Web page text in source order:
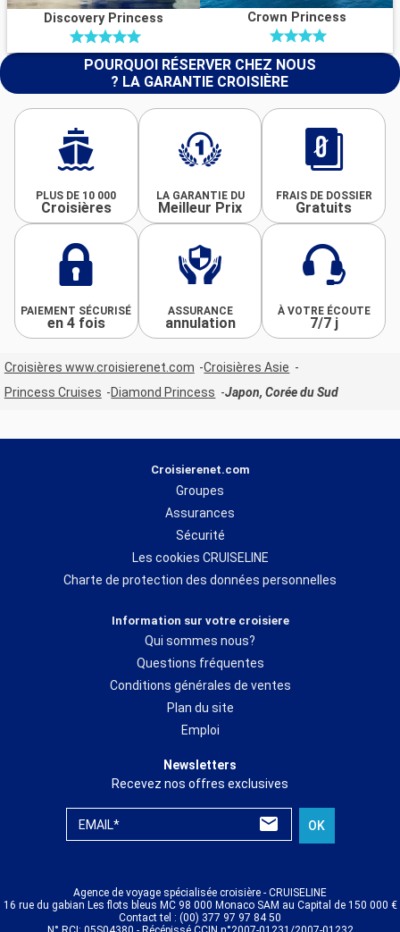
Discovery Princess Crown Princess
POURQUOI RÉSERVER CHEZ NOUS
? LA GARANTIE CROISIÈRE
PLUS DE 10 000
Croisières
LA GARANTIE DU
Meilleur Prix
FRAIS DE DOSSIER
Gratuits
PAIEMENT SÉCURISÉ
en 4 fois
ASSURANCE
annulation
À VOTRE ÉCOUTE
7/7 j
Croisières www.croisierenet.com
Croisières Asie
Princess Cruises
Diamond Princess Japon, Corée du Sud
Croisierenet.com
Groupes
Assurances
Sécurité
Les cookies CRUISELINE
Charte de protection des données personnelles
Information sur votre croisiere
Qui sommes nous?
Questions fréquentes
Conditions générales de ventes
Plan du site
Emploi
Newsletters
Recevez nos offres exclusives
EMAIL* OK
Agence de voyage spécialisée croisière - CRUISELINE
16 rue du gabian Les flots bleus MC 98 000 Monaco SAM au Capital de 150 000 €
Contact tel : (00) 377 97 97 84 50